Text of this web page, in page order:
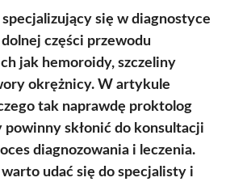
się w diagnostyce
części przewodu
jak hemoroidy, szczeliny
okrężnicy. W artykule
tak naprawdę proktolog
powinny skłonić do konsultacji
diagnozowania i leczenia.
udać się do specjalisty i